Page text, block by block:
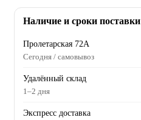
Наличие и сроки поставки
Пролетарская 72А
Сегодня / самовывоз
Удалённый склад
1–2 дня
Экспресс доставка